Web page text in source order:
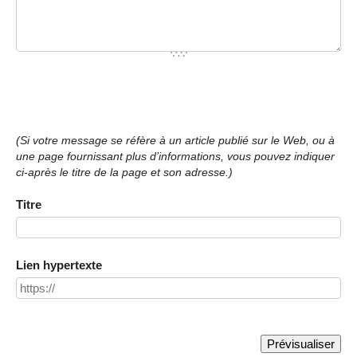
(Si votre message se réfère à un article publié sur le Web, ou à
une page fournissant plus d’informations, vous pouvez indiquer
ci-après le titre de la page et son adresse.)
Titre
Lien hypertexte